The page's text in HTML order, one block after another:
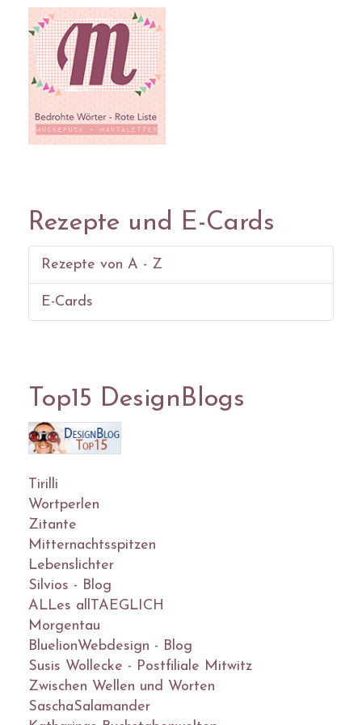
Rezepte und E-Cards
Rezepte von A - Z
E-Cards
Top15 DesignBlogs
Tirilli
Wortperlen
Zitante
Mitternachtsspitzen
Lebenslichter
Silvios - Blog
ALLes allTAEGLICH
Morgentau
BluelionWebdesign - Blog
Susis Wollecke - Postfiliale Mitwitz
Zwischen Wellen und Worten
SaschaSalamander